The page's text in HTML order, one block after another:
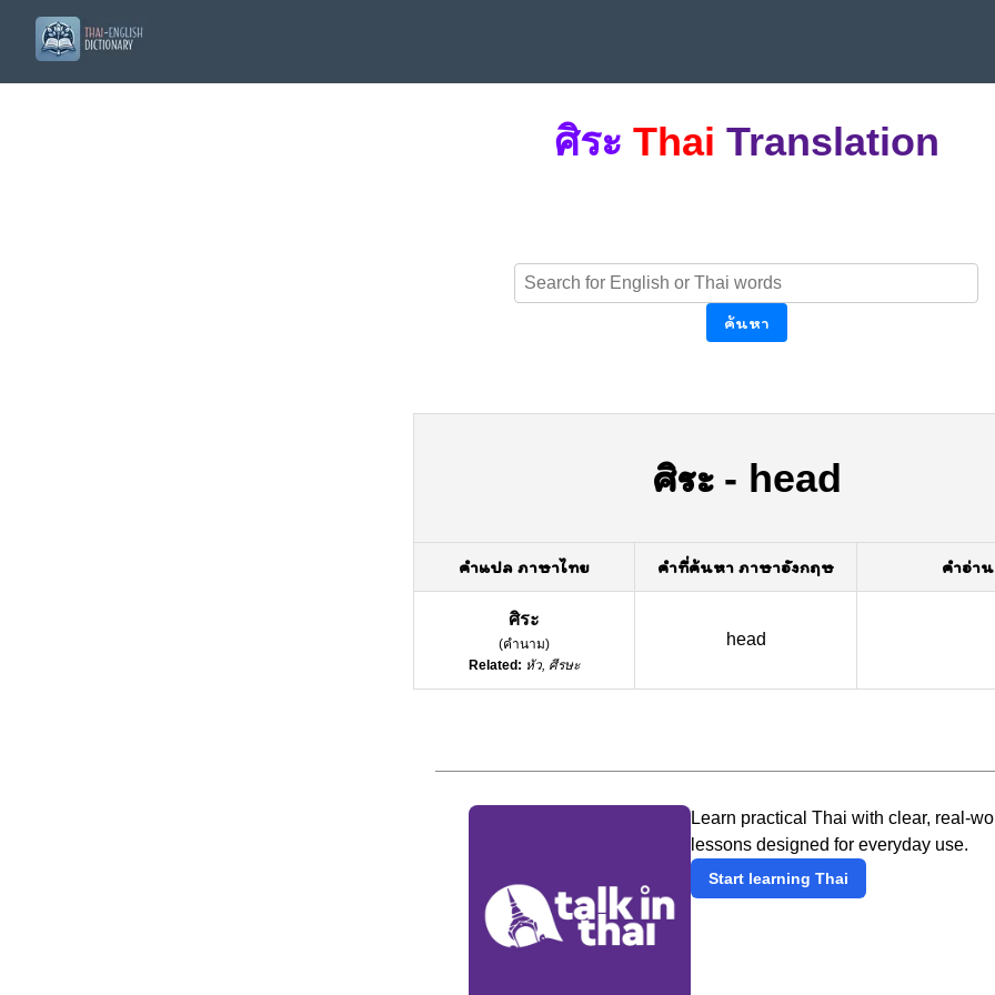
ศิระ Thai Translation
ค้นหา
ศิระ- head
คำแปล ภาษาไทย คำที่ค้นหา ภาษาอังกฤษ คำอ่าน
ศิระ
(คำนาม)
Related: หัว, ศีรษะ
head
Learn practical Thai with clear, real-
lessons designed for everyday use.
Start learning Thai